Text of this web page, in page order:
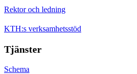
Rektor och ledning
KTH:s verksamhetsstöd
Tjänster
Schema